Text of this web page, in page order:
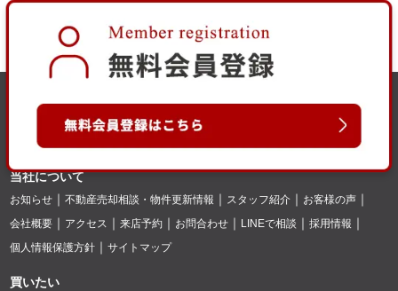
当社について
お知らせ 不動産売却相談・物件更新情報 スタッフ紹介
お客様の声
会社概要
アクセス 来店予約 お問合わせ LINEで相談
採用情報
個人情報保護方針
サイトマップ
買いたい